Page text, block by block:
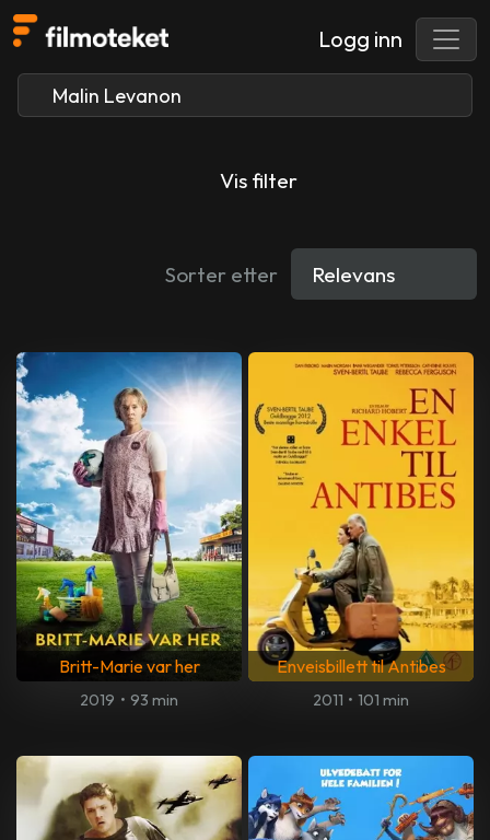
Logg inn
Vis filter
Sorter etter
Britt-Marie var her
2019 • 93 min
Enveisbillett til Antibes
2011 • 101 min